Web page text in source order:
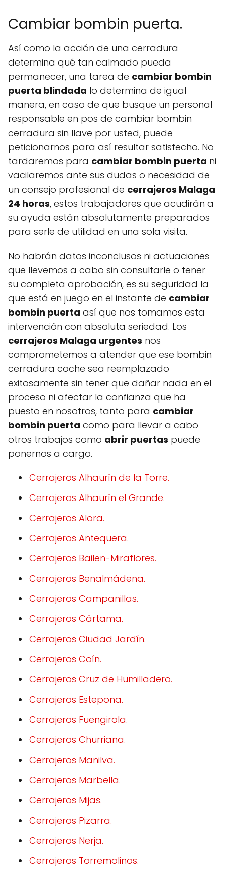
Cambiar bombin puerta.
Así como la acción de una cerradura
determina qué tan calmado pueda
permanecer, una tarea de cambiar bombin
puerta blindada lo determina de igual
manera, en caso de que busque un personal
responsable en pos de cambiar bombin
cerradura sin llave por usted, puede
peticionarnos para así resultar satisfecho. No
tardaremos para cambiar bombin puerta ni
vacilaremos ante sus dudas o necesidad de
un consejo profesional de cerrajeros Malaga
24 horas, estos trabajadores que acudirán a
su ayuda están absolutamente preparados
para serle de utilidad en una sola visita.
No habrán datos inconclusos ni actuaciones
que llevemos a cabo sin consultarle o tener
su completa aprobación, es su seguridad la
que está en juego en el instante de cambiar
bombin puerta así que nos tomamos esta
intervención con absoluta seriedad. Los
cerrajeros Malaga urgentes nos
comprometemos a atender que ese bombin
cerradura coche sea reemplazado
exitosamente sin tener que dañar nada en el
proceso ni afectar la confianza que ha
puesto en nosotros, tanto para cambiar
bombin puerta como para llevar a cabo
otros trabajos como abrir puertas puede
ponernos a cargo.
Cerrajeros Alhaurín de la Torre.
Cerrajeros Alhaurín el Grande.
Cerrajeros Alora.
Cerrajeros Antequera.
Cerrajeros Bailen-Miraflores.
Cerrajeros Benalmádena.
Cerrajeros Campanillas.
Cerrajeros Cártama.
Cerrajeros Ciudad Jardín.
Cerrajeros Coín.
Cerrajeros Cruz de Humilladero.
Cerrajeros Estepona.
Cerrajeros Fuengirola.
Cerrajeros Churriana.
Cerrajeros Manilva.
Cerrajeros Marbella.
Cerrajeros Mijas.
Cerrajeros Pizarra.
Cerrajeros Nerja.
Cerrajeros Torremolinos.